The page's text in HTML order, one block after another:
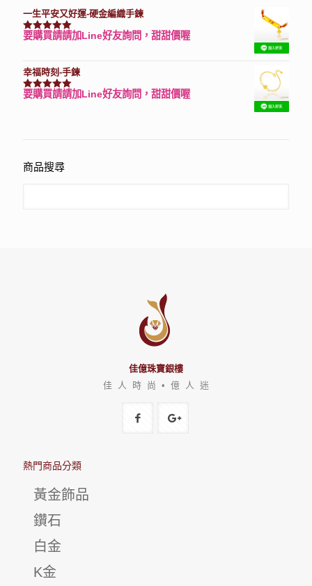
一生平安又好運-硬金編織手鍊
評分7740滿分 5
要購買請請加Line好友詢問，甜甜價喔
幸福時刻-手鍊
評分3150滿分 5
要購買請請加Line好友詢問，甜甜價喔
商品搜尋
佳億珠寶銀樓
佳 人 時 尚 • 億 人 迷
熱門商品分類
黃金飾品
鑽石
白金
K金